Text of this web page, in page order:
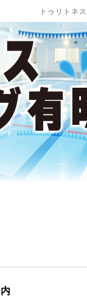
トゥリトネ